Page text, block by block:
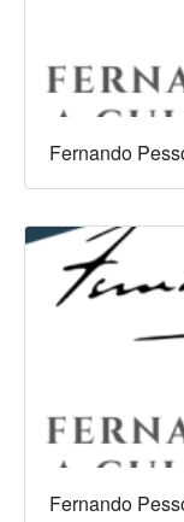
Fernando
Fernando